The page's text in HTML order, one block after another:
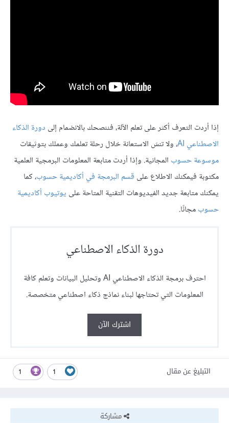
إذا أردت التعرف أكثر على تعلم الآلة، فننصحك بالانضمام إلى دورة الذكاء
الاصطناعي AI
، ولا تنسَ الاستعانة خلال رحلة تعلمك وعملك بتوثيقات
موسوعة حسوب المجانية. وإذا أردت متابعة المعلومات البرمجية العلمية
مكتوبة فيمكنك الاطلاع على قسم البرمجة في أكاديمية حسوب، كما
يمكنك متابعة جديد الفيديوهات التقنية المتاحة على يوتيوب أكاديمية
حسوبمجانًا.
دورة الذكاء الاصطناعي
احترف برمجة الذكاء الاصطناعي AI وتحليل البيانات وتعلم كافة
المعلومات التي تحتاجها لبناء نماذج ذكاء اصطناعي متخصصة.
اشترك الآن
1
1 التبليغ عن مقال
مشاركة